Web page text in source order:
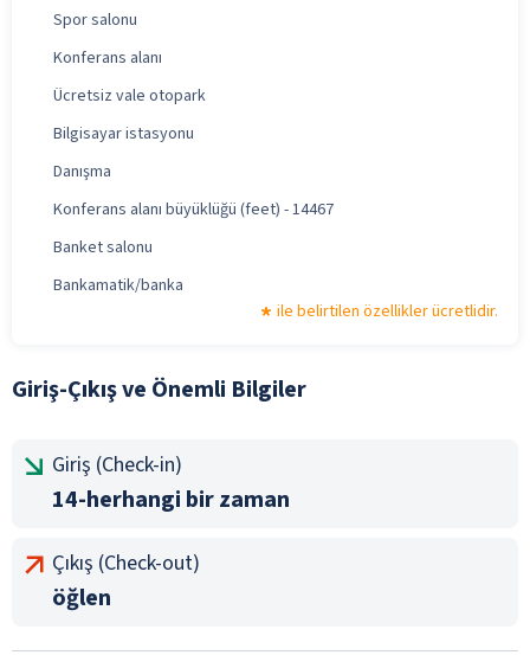
Spor salonu
Konferans alanı
Ücretsiz vale otopark
Bilgisayar istasyonu
Danışma
Konferans alanı büyüklüğü (feet) - 14467
Banket salonu
Bankamatik/banka
ile belirtilen özellikler ücretlidir.
Giriş-Çıkış ve Önemli Bilgiler
Giriş (Check-in)
14-herhangi bir zaman
Çıkış (Check-out)
öğlen